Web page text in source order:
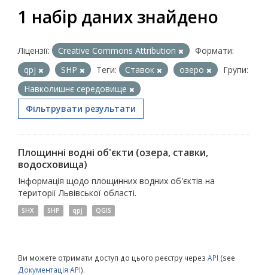
1 набір даних знайдено
Ліцензії: Creative Commons Attribution
Формати:
qpj
SHP Теги: Ставок озеро
Групи:
Навколишнє середовище
Фільтрувати результати
Площинні водні об'єкти (озера, ставки,
водосховища)
Інформація щодо площинних водних об'єктів на
території Львівської області.
SHX SHP qpj QGIS
Ви можете отримати доступ до цього реєстру через API (see
Документація API).